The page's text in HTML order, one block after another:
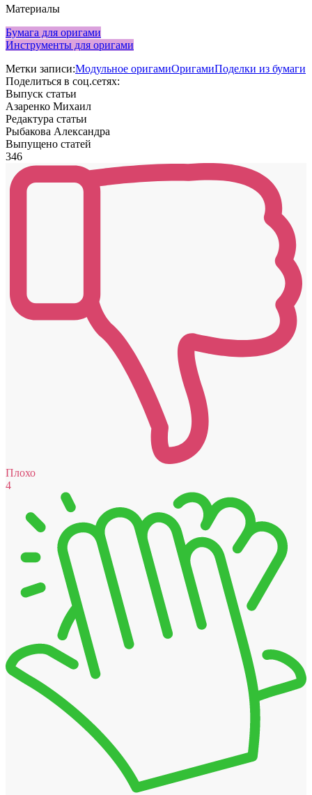
Материалы
Бумага для оригами
Инструменты для оригами
Метки записи:Модульное оригамиОригамиПоделки из бумаги
Поделиться в соц.сетях:
Выпуск статьи
Азаренко Михаил
Редактура статьи
Рыбакова Александра
Выпущено статей
346
Плохо
4